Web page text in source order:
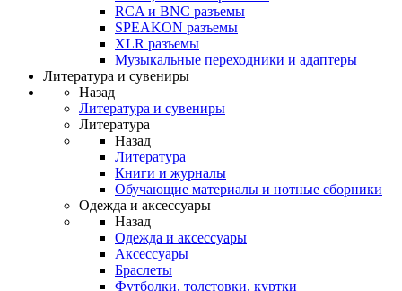
RCA и BNC разъемы
SPEAKON разъемы
XLR разъемы
Музыкальные переходники и адаптеры
Литература и сувениры
Назад
Литература и сувениры
Литература
Назад
Литература
Книги и журналы
Обучающие материалы и нотные сборники
Одежда и аксессуары
Назад
Одежда и аксессуары
Аксессуары
Браслеты
Футболки, толстовки, куртки